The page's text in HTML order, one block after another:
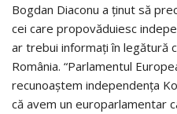
Bogdan Diaconu a ţinut să
cei care propovăduiesc
ar trebui informaţi în legătură
România. “Parlamentul
recunoaştem independenţa
că avem un europarlamentar